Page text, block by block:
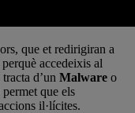
que et redirigiran a
accedeixis al
d’un Malware o
que els
il·lícites.